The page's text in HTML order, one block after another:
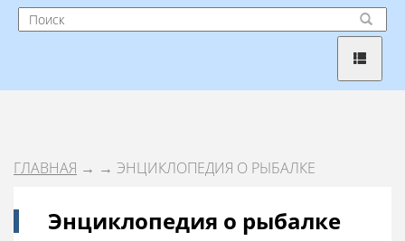
ГЛАВНАЯ → → ЭНЦИКЛОПЕДИЯ О РЫБАЛКЕ
Энциклопедия о рыбалке